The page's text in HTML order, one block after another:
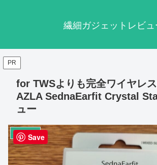
繊細ガジェットレビュ
PR
for TWSよりも完全ワイヤレ
AZLA SednaEarfit Crystal
ュー
オーディオSave